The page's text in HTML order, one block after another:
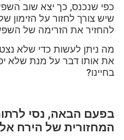
כפי שנכנס, כך יצא שוב
שיש צורך לחזור על הזימון
להחזיר את הזרימה של
מה ניתן לעשות כדי שלא
את אותו דבר על מנת שלא
בחיינו?
בפעם הבאה, נסי
המחזורית של הירח